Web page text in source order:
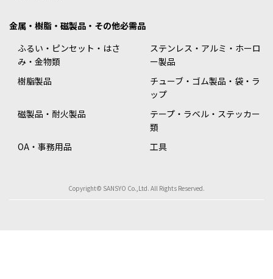
金属・樹脂・磁製品・その他必需品
ふるい・ピンセット・はさ
み・金物類
ステンレス・アルミ・ホーロ
ー製品
樹脂製品
チューブ・ゴム製品・袋・ラ
ップ
磁製品・耐火製品
テープ・ラベル・ステッカー
類
OA・事務用品
工具
Copyright© SANSYO Co.,Ltd. All Rights Reserved.